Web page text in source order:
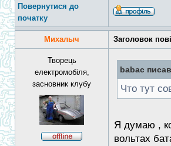
Повернутися до
початку
Михалыч Заголовок
Творець
електромобіля,
засновник клубу
babac
Что тут
Я думаю ,
вольтах